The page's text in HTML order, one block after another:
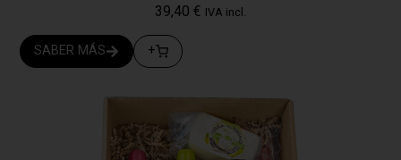
39,40 € IVA incl.
SABER MÁS +